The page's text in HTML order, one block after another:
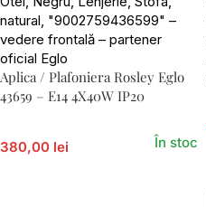
Aplica / Plafoniera Rosley Eglo
43659 – E14 4X40W IP20
380,00 lei În stoc